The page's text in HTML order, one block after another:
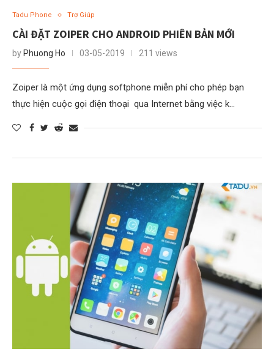
Tadu Phone Trợ Giúp
CÀI ĐẶT ZOIPER CHO ANDROID PHIÊN BẢN MỚI
by Phuong Ho 03-05-2019 211 views
Zoiper là một ứng dụng softphone miễn phí cho phép bạn
thực hiện cuộc gọi điện thoại qua Internet bằng việc k…